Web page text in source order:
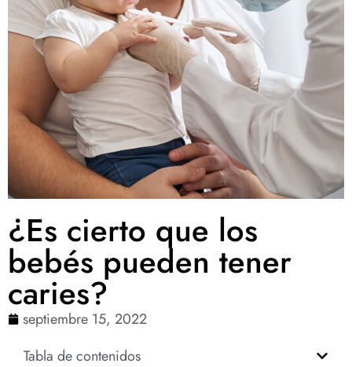
¿Es cierto que los
bebés pueden tener
caries?
septiembre 15, 2022
Tabla de contenidos